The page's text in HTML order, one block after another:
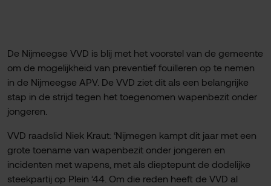
De Nijmeegse VVD is blij met het voorstel van de gemeente
om de mogelijkheid van preventief fouilleren op te nemen
in de Nijmeegse APV. De VVD ziet dit als een belangrijke
stap in de strijd tegen het toegenomen wapenbezit onder
jongeren.
VVD raadslid Niek Kraut: ‘Nijmegen kampt dit jaar met een
grote toename van wapenbezit onder jongeren en
incidenten met wapens, met als dieptepunt de dodelijke
steekpartij op Plein ’44. Om die reden heeft de VVD al